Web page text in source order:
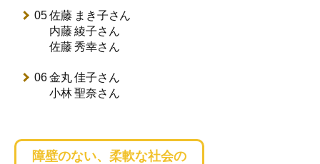
05 佐藤 まき子さん
内藤 綾子さん
佐藤 秀幸さん
06 金丸 佳子さん
小林 聖奈さん
障壁のない、柔軟な社会の